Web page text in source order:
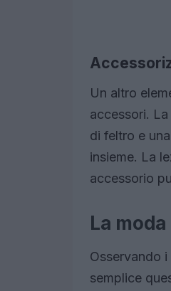
Un altro
accessori.
di feltro e
insieme. La
accessorio
La
Osservando
semplice